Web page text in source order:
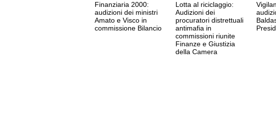
Finanziaria 2000:
audizioni dei ministri
Amato e Visco in
commissione Bilancio
Lotta al riciclaggio:
Audizioni dei
procuratori distrettuali
antimafia in
commissioni riunite
Finanze e Giustizia
della Camera